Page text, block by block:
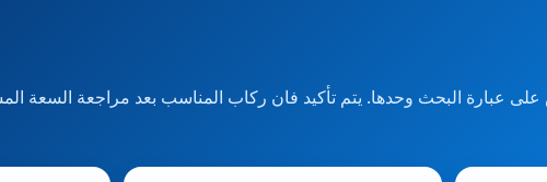
وليس على عبارة البحث وحدها. يتم تأكيد فان ركاب المناسب بعد مراجعة السعة